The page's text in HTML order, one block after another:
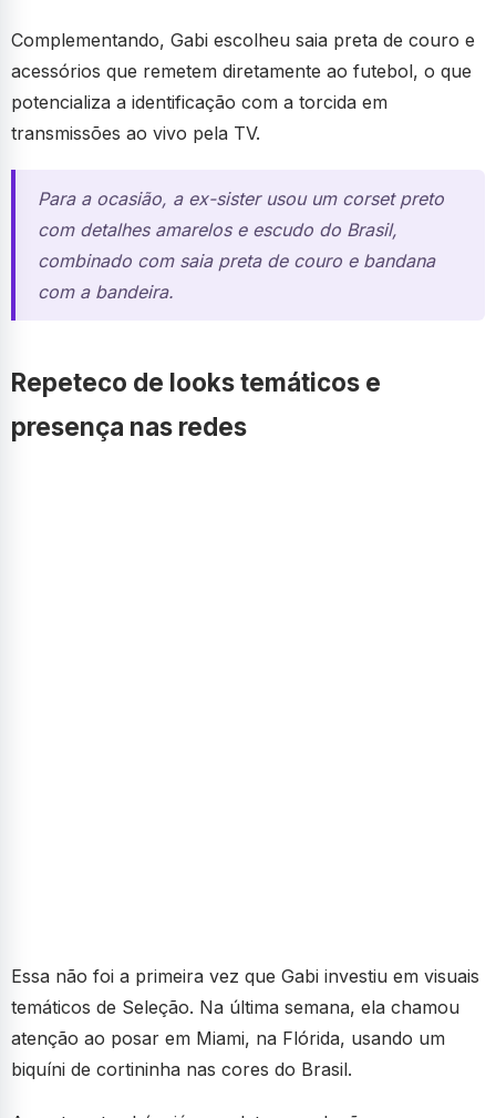
Complementando, Gabi escolheu saia preta de couro e
acessórios que remetem diretamente ao futebol, o que
potencializa a identificação com a torcida em
transmissões ao vivo pela TV.
Para a ocasião, a ex-sister usou um corset preto
com detalhes amarelos e escudo do Brasil,
combinado com saia preta de couro e bandana
com a bandeira.
Repeteco de looks temáticos e
presença nas redes
Essa não foi a primeira vez que Gabi investiu em visuais
temáticos de Seleção. Na última semana, ela chamou
atenção ao posar em Miami, na Flórida, usando um
biquíni de cortininha nas cores do Brasil.